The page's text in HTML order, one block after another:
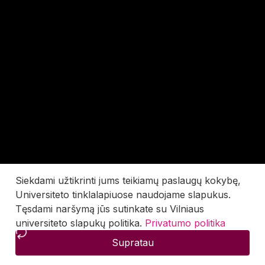
Siekdami užtikrinti jums teikiamų paslaugų kokybę,
Universiteto tinklalapiuose naudojame slapukus.
Tęsdami naršymą jūs sutinkate su Vilniaus
universiteto slapukų politika. Privatumo politika
Supratau